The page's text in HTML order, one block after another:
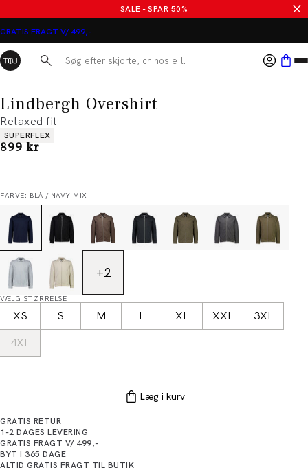
SALE - SPAR 50%
GRATIS FRAGT V/ 499,-
Søg her...
Lindbergh Overshirt
Relaxed fit
Produkt egenskaber
SUPERFLEX
I alt (inkl. rabat)
899 kr
FARVE: BLÅ / NAVY MIX
+2
VÆLG STØRRELSE
XS S M L XL XXL
3XL
4XL
Læg i kurv
GRATIS RETUR
1-2 DAGES LEVERING
GRATIS FRAGT V/ 499,-
BYT I 365 DAGE
ALTID GRATIS FRAGT TIL BUTIK